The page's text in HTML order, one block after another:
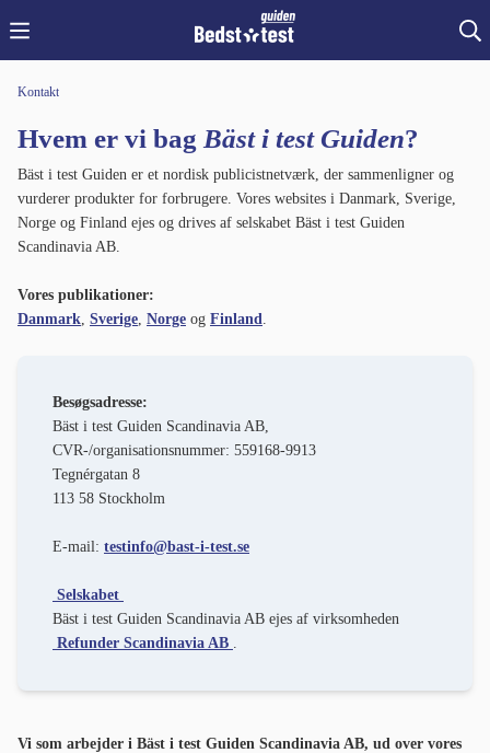
Kontakt
Hvem er vi bag Bäst i test Guiden?
Bäst i test Guiden er et nordisk publicistnetværk, der sammenligner og
vurderer produkter for forbrugere. Vores websites i Danmark, Sverige,
Norge og Finland ejes og drives af selskabet Bäst i test Guiden
Scandinavia AB.
Vores publikationer:
Danmark, Sverige, Norge og Finland.
Besøgsadresse:
Bäst i test Guiden Scandinavia AB,
CVR-/organisationsnummer: 559168-9913
Tegnérgatan 8
113 58 Stockholm
E-mail: testinfo@bast-i-test.se
Selskabet
Bäst i test Guiden Scandinavia AB ejes af virksomheden
Refunder Scandinavia AB .
Vi som arbejder i Bäst i test Guiden Scandinavia AB, ud over vores